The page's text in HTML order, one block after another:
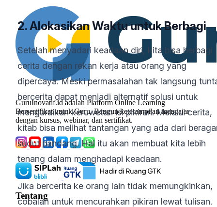
2. Alokasikan Waktu untuk Berbagi
Setelah menyadari keadaan diri, kita bisa berbagi
cerita dengan rekan kerja atau orang yang
dipercaya. Meski permasalahan tak langsung
bercerita dapat menjadi alternatif solusi untuk
menguraikan keruwetan isi pikiran. Melalui cerita,
kitab bisa melihat tantangan yang ada dari
sudut pandang. Hal itu akan membuat kita lebih
tenang dalam menghadapi keadaan.
Jika bercerita ke orang lain tidak memungkinkan,
cobalah untuk mencurahkan pikiran lewat tulisan.
GuruInovatif.id adalah Platform Online Learning
Bersertifikat untuk Guru. Bangun keterampilan mengajar
dengan kursus, webinar, dan sertifikat.
Tentang